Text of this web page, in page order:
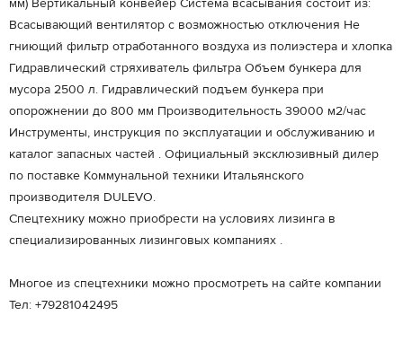
мм) Вертикальный конвейер Система всасывания состоит из:
Всасывающий вентилятор с возможностью отключения Не
гниющий фильтр отработанного воздуха из полиэстера и хлопка
Гидравлический стряхиватель фильтра Объем бункера для
мусора 2500 л. Гидравлический подъем бункера при
опорожнении до 800 мм Производительность 39000 м2/час
Инструменты, инструкция по эксплуатации и обслуживанию и
каталог запасных частей . Официальный эксклюзивный дилер
по поставке Коммунальной техники Итальянского
производителя DULEVO.
Спецтехнику можно приобрести на условиях лизинга в
специализированных лизинговых компаниях .
Многое из спецтехники можно просмотреть на сайте компании
Тел: +79281042495